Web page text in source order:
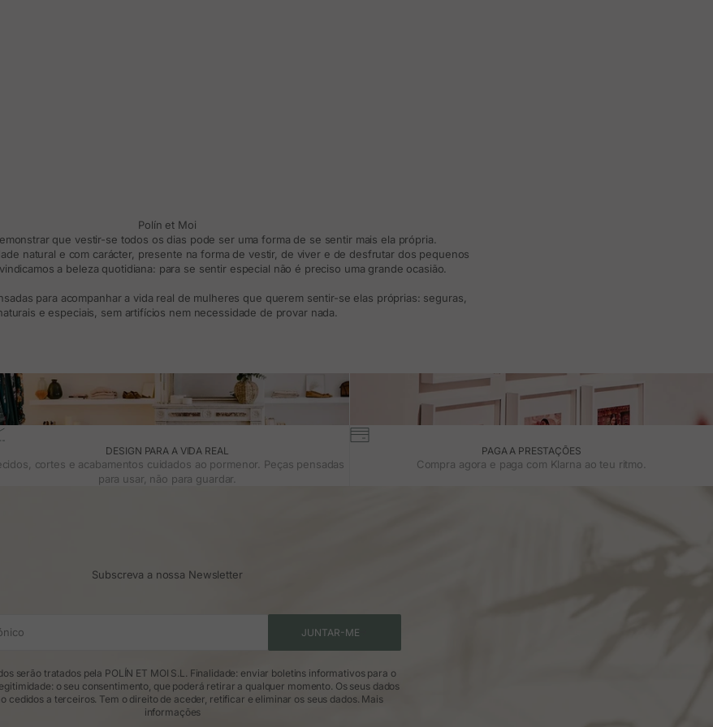
Polín et Moi
que vestir-se todos os dias pode ser uma forma de se sentir mais ela própria.
natural e com carácter, presente na forma de vestir, de viver e de desfrutar dos pequenos
a beleza quotidiana: para se sentir especial não é preciso uma grande ocasião.
para acompanhar a vida real de mulheres que querem sentir-se elas próprias: seguras,
e especiais, sem artifícios nem necessidade de provar nada.
DESIGN PARA A VIDA REAL
cortes e acabamentos cuidados ao pormenor. Peças pensadas
para usar, não para guardar.
PAGA A PRESTAÇÕES
Compra agora e paga com Klarna ao teu ritmo.
Subscreva a nossa Newsletter
JUNTAR-ME
serão tratados pela POLÍN ET MOI S.L. Finalidade: enviar boletins informativos para o
o seu consentimento, que poderá retirar a qualquer momento. Os seus dados
cedidos a terceiros. Tem o direito de aceder, retificar e eliminar os seus dados. Mais
informações